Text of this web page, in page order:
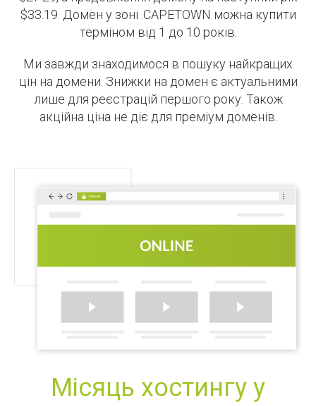
$33.19. Домен у зоні .CAPETOWN можна купити
терміном від 1 до 10 років.
Ми завжди знаходимося в пошуку найкращих
цін на домени. Знижки на домен є актуальними
лише для реєстрацій першого року. Також
акційна ціна не діє для преміум доменів.
Місяць хостингу у